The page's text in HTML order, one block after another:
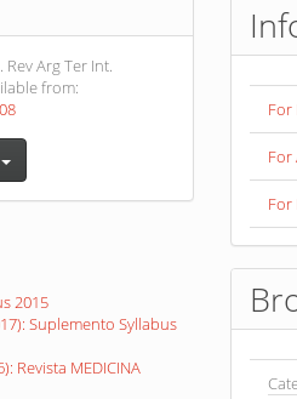
Arg Ter Int.
from:
2015
Suplemento Syllabus
Revista MEDICINA
For
For
For